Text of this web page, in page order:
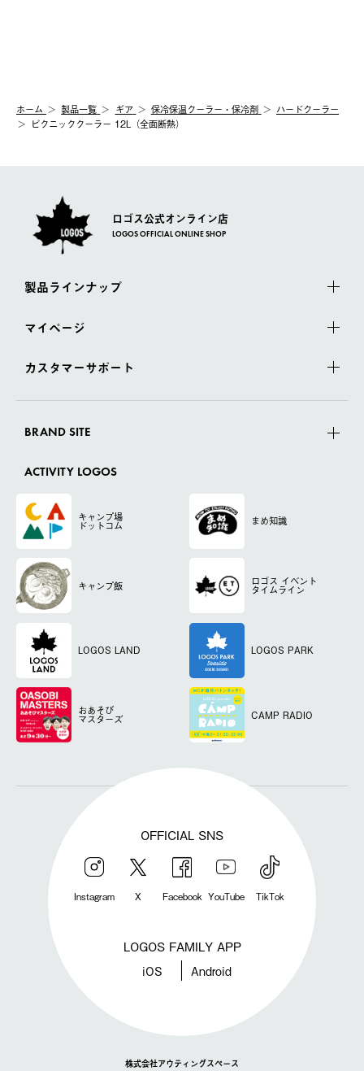
ホーム 製品⼀覧 ギア 保冷保温クーラー・保冷剤
ハードクーラー
ピクニッククーラー 12L（全面断熱）
ロゴス公式オンライン店
LOGOS OFFICIAL ONLINE SHOP
製品ラインナップ
マイページ
カスタマーサポート
BRAND SITE
ACTIVITY LOGOS
キャンプ場
ドットコム まめ知識
キャンプ飯 ロゴス イベント
タイムライン
LOGOS LAND LOGOS PARK
おあそび
マスターズ CAMP RADIO
OFFICIAL SNS
Instagram X Facebook YouTube TikTok
LOGOS FAMILY APP
iOS Android
株式会社アウティングスペース